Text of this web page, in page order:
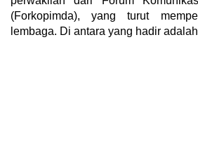
(Forkopimda), yang turut
lembaga. Di antara yang hadir